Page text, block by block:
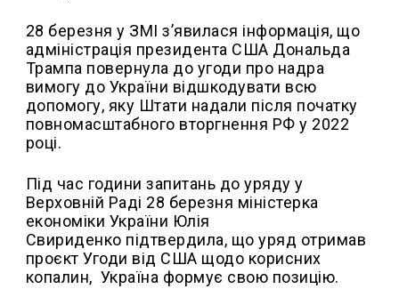
28 березня у ЗМІ з’явилася інформація, що
адміністрація президента США Дональда
Трампа повернула до угоди про надра
вимогу до України відшкодувати всю
допомогу, яку Штати надали після початку
повномасштабного вторгнення РФ у 2022
році.
Під час години запитань до уряду у
Верховній Раді 28 березня міністерка
економіки України Юлія
Свириденко підтвердила, що уряд отримав
проєкт Угоди від США щодо корисних
копалин, Україна формує свою позицію.